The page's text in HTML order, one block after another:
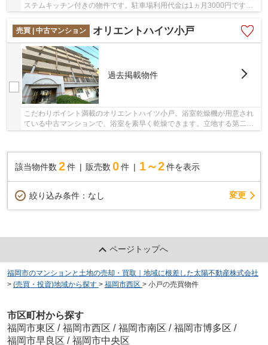
ステムキッチン付きの物件です。駐車場利用代金は1ヵ月3000円です。
売買 | 中古マンション
オリエントハイツ小戸
過去掲載物件
こだわりポイント満載のオリエントハイツ小戸。浴室乾燥機が用意され
ている中古マンションで、浴室を素早く乾燥できます。立地する第二種
該当物件数 2件 販売数 0 件 1～2 件を表示
絞り込み条件： なし 変更
ページトップへ
福岡市のマンションと土地の売却・買取｜地域に根差した太陽不動産株式会社
> (売買・投資)地域から探す > 福岡市西区 > 小戸の売買物件
市区町村から探す
福岡市東区 / 福岡市西区 / 福岡市南区 / 福岡市博多区 /
福岡市早良区 / 福岡市中央区